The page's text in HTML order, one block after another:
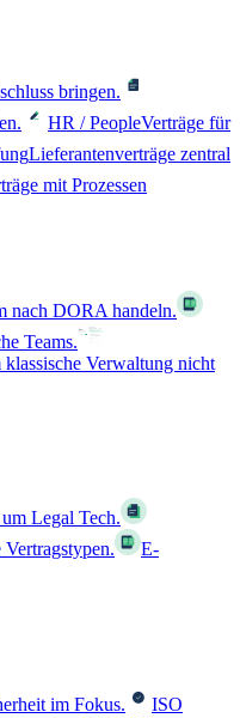
bringen.
HR / PeopleVerträge für
Lieferantenverträge zentral
mit Prozessen
nach DORA handeln.
Teams.
klassische Verwaltung nicht
Legal Tech.
E-
im Fokus.
ISO